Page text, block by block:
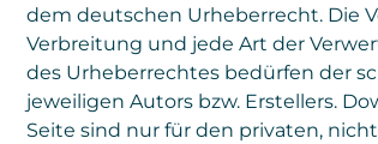
dem deutschen Urheberrecht. Die
Verbreitung und jede Art der
des Urheberrechtes bedürfen der
jeweiligen Autors bzw. Erstellers.
Seite sind nur für den privaten,